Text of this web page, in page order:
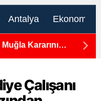
Antalya Ekonomi
Meclis’te
Çalışanı